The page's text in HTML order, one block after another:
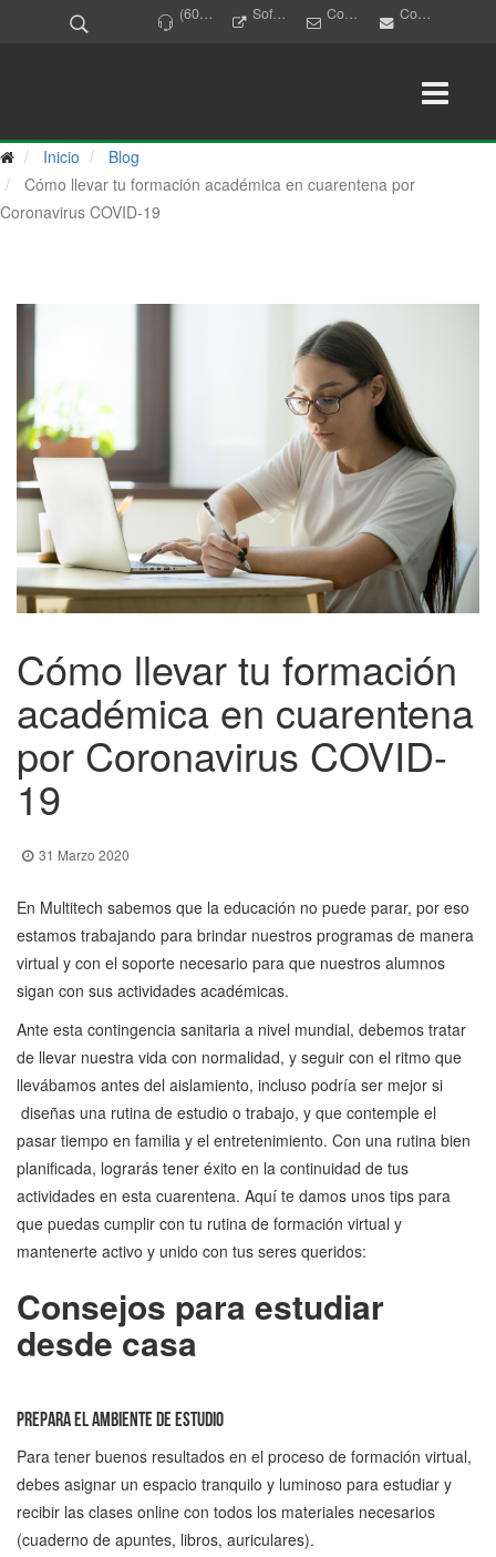
(607) 6971777 Software Académico Correo Institucional Contacto
Inicio
Blog
Cómo llevar tu formación académica en cuarentena por
Coronavirus COVID-19
Cómo llevar tu formación
académica en cuarentena
por Coronavirus COVID-
19
31 Marzo 2020
En Multitech sabemos que la educación no puede parar, por eso
estamos trabajando para brindar nuestros programas de manera
virtual y con el soporte necesario para que nuestros alumnos
sigan con sus actividades académicas.
Ante esta contingencia sanitaria a nivel mundial, debemos tratar
de llevar nuestra vida con normalidad, y seguir con el ritmo que
llevábamos antes del aislamiento, incluso podría ser mejor si
diseñas una rutina de estudio o trabajo, y que contemple el
pasar tiempo en familia y el entretenimiento. Con una rutina bien
planificada, lograrás tener éxito en la continuidad de tus
actividades en esta cuarentena. Aquí te damos unos tips para
que puedas cumplir con tu rutina de formación virtual y
mantenerte activo y unido con tus seres queridos:
Consejos para estudiar
desde casa
Prepara el ambiente de estudio
Para tener buenos resultados en el proceso de formación virtual,
debes asignar un espacio tranquilo y luminoso para estudiar y
recibir las clases online con todos los materiales necesarios
(cuaderno de apuntes, libros, auriculares).